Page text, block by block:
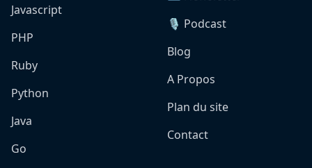
Javascript
PHP
Ruby
Python
Java
Go
🎙️ Podcast
Blog
A Propos
Plan du site
Contact